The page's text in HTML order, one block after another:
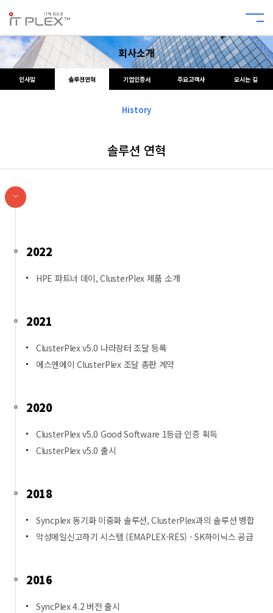
회사소개
인사말 솔루션연혁 기업인증서 주요고객사 오시는 길
History
솔루션 연혁
2022
HPE 파트너 데이, ClusterPlex 제품 소개
2021
ClusterPlex v5.0 나라장터 조달 등록
에스엔에이 ClusterPlex 조달 총판 계약
2020
ClusterPlex v5.0 Good Software 1등급 인증 획득
ClusterPlex v5.0 출시
2018
Syncplex 동기화 이중화 솔루션, ClusterPlex과의 솔루션 병합
악성메일신고하기 시스템 (EMAPLEX-RES) - SK하이닉스 공급
2016
SyncPlex 4.2 버전 출시